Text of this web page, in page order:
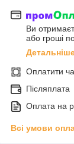
Ви
або гроші
Оплатити
Післяплата
Оплата на
Всі умови